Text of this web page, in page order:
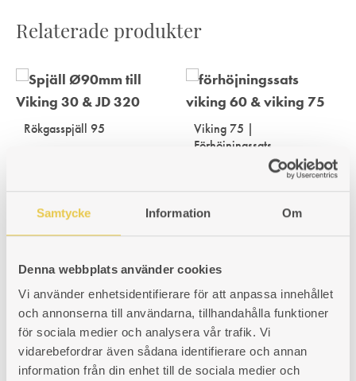
Samtycke Information Om
Denna webbplats använder cookies
Vi använder enhetsidentifierare för att anpassa innehållet
och annonserna till användarna, tillhandahålla funktioner
för sociala medier och analysera vår trafik. Vi
vidarebefordrar även sådana identifierare och annan
information från din enhet till de sociala medier och
Relaterade produkter
Rökgasspjäll 95
296kr
Viking 75 |
Förhöjningssats
Med förhöjningssatsen på plats
kan totalhöjden justeras mellan
880-910mm.
1 946kr